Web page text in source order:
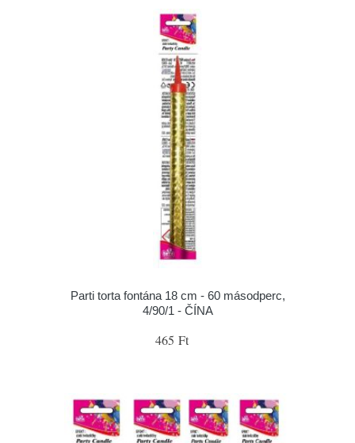
Parti torta fontána 18 cm - 60 másodperc,
4/90/1 - ČÍNA
465 Ft